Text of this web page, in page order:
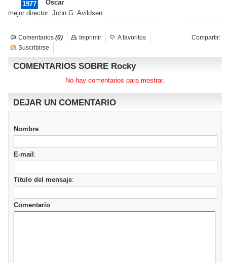
1977
Oscar
mejor director: John G. Avildsen
Comentarios (0) Compartir:
Imprimir
A favoritos
Suscribirse
COMENTARIOS SOBRE Rocky
No hay comentarios para mostrar.
DEJAR UN COMENTARIO
Nombre:
E-mail :
Titulo del mensaje:
Comentario: